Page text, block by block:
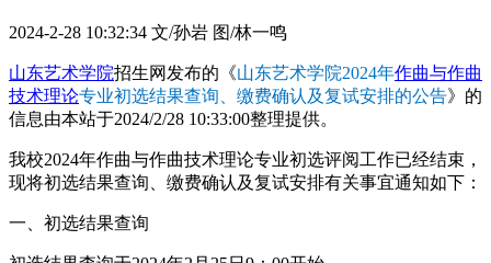
2024-2-28 10:32:34 文/孙岩 图/林一鸣
山东艺术学院招生网发布的《山东艺术学院2024年作曲与作曲
技术理论专业初选结果查询、缴费确认及复试安排的公告》的
信息由本站于2024/2/28 10:33:00整理提供。
我校2024年作曲与作曲技术理论专业初选评阅工作已经结束，
现将初选结果查询、缴费确认及复试安排有关事宜通知如下：
一、初选结果查询